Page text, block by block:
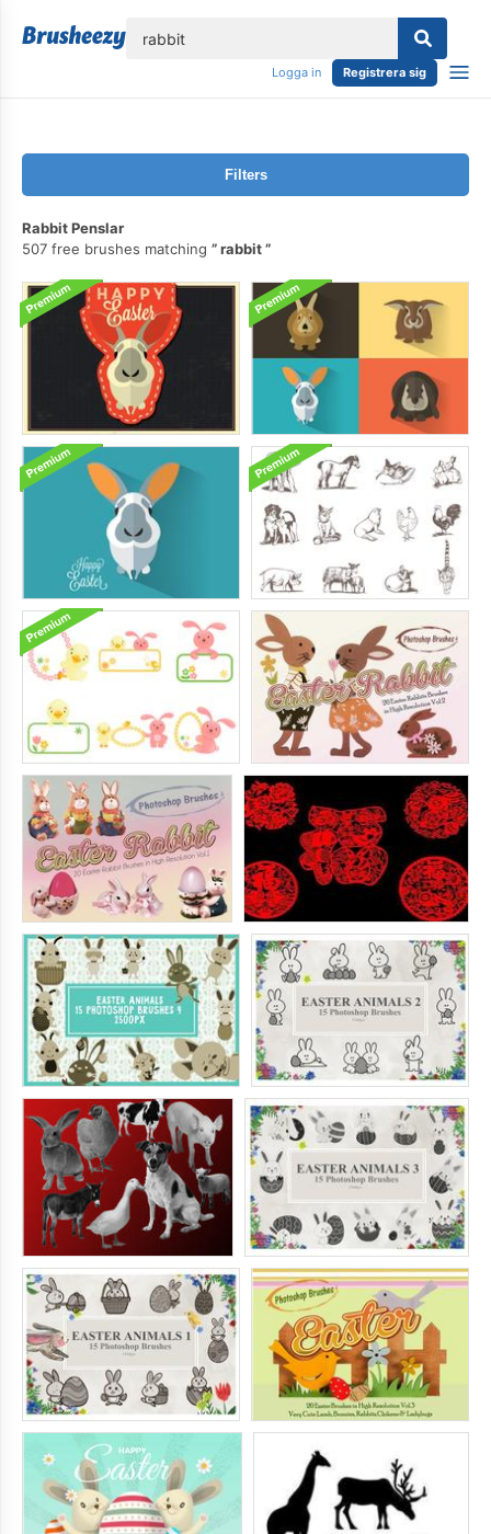
Logga in Registrera sig
Filters
Rabbit Penslar
507 free brushes matching
rabbit